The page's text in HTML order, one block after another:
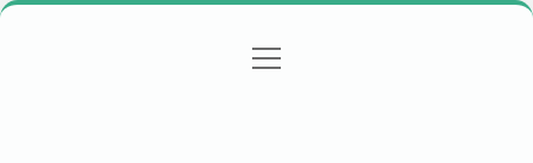
Gizlilik Politikası
menüyü